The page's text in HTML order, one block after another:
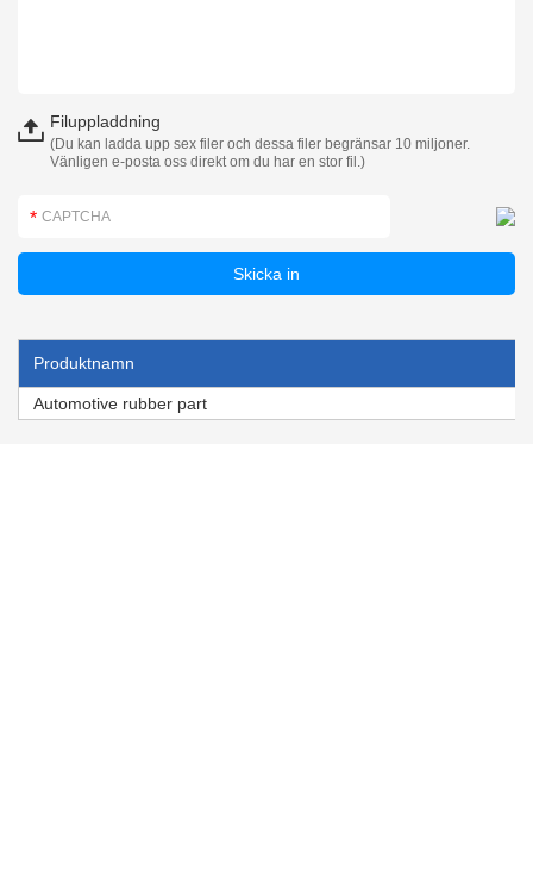
Filuppladdning
(Du kan ladda upp sex filer och dessa filer begränsar 10 miljoner.
Vänligen e-posta oss direkt om du har en stor fil.)
Produktnamn
Automotive rubber part